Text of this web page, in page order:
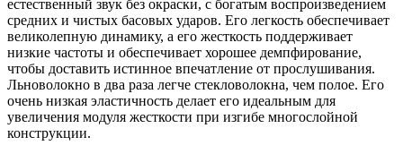
естественный звук без окраски, с богатым воспроизведением
средних и чистых басовых ударов. Его легкость обеспечивает
великолепную динамику, а его жесткость поддерживает
низкие частоты и обеспечивает хорошее демпфирование,
чтобы доставить истинное впечатление от прослушивания.
Льноволокно в два раза легче стекловолокна, чем полое. Его
очень низкая эластичность делает его идеальным для
увеличения модуля жесткости при изгибе многослойной
конструкции.